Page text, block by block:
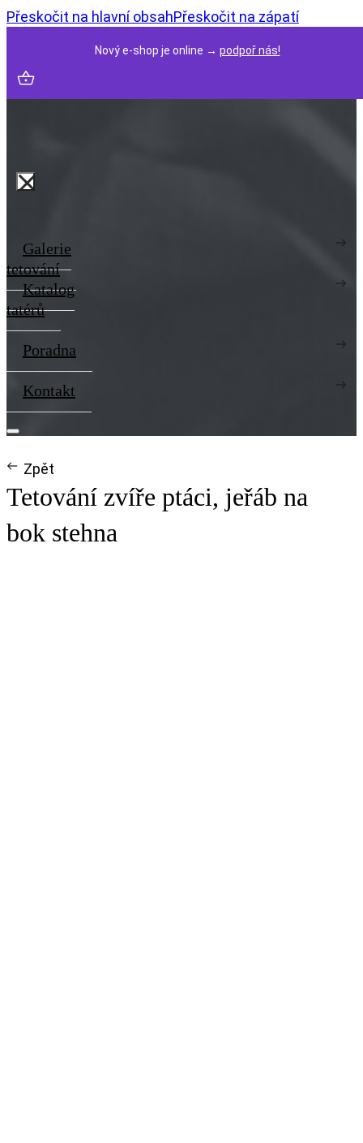
Přeskočit na hlavní obsahPřeskočit na zápatí
Nový e-shop je online → podpoř nás!
Galerie
tetování
Katalog
tatérů
Poradna
Kontakt
Zpět
Tetování zvíře ptáci, jeřáb na
bok stehna